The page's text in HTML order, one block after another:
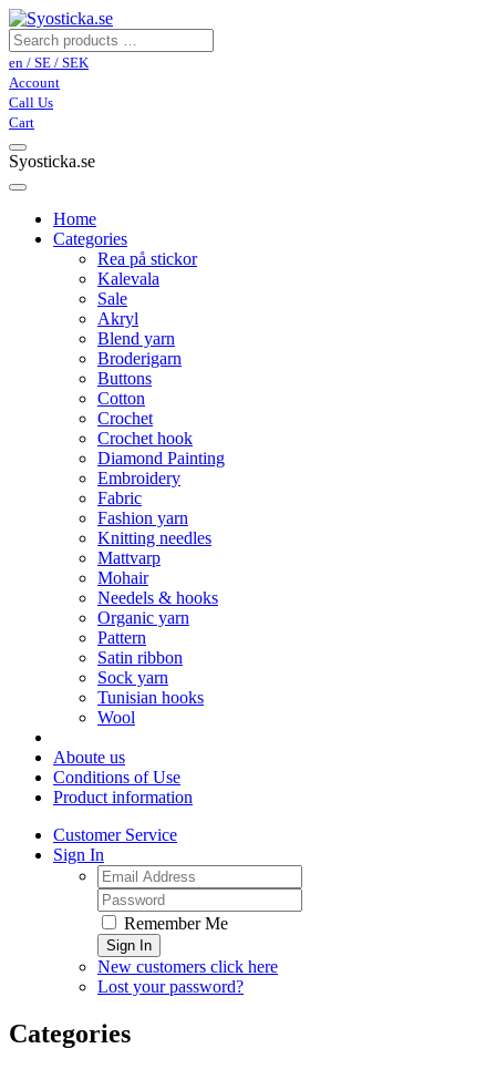
en / SE / SEK
Account
Call Us
Cart
Syosticka.se
Home
Categories
Rea på stickor
Kalevala
Sale
Akryl
Blend yarn
Broderigarn
Buttons
Cotton
Crochet
Crochet hook
Diamond Painting
Embroidery
Fabric
Fashion yarn
Knitting needles
Mattvarp
Mohair
Needels & hooks
Organic yarn
Pattern
Satin ribbon
Sock yarn
Tunisian hooks
Wool
Aboute us
Conditions of Use
Product information
Customer Service
Sign In
Remember Me
Sign In
New customers click here
Lost your password?
Categories